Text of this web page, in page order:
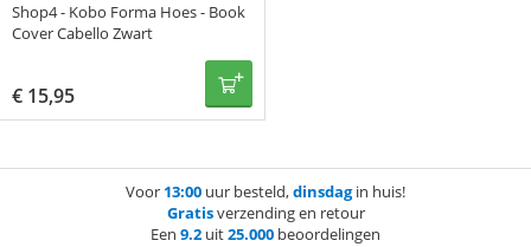
Shop4 - Kobo Forma Hoes - Book
Cover Cabello Zwart
€ 15,95
Voor 13:00 uur besteld,dinsdagin huis!
Gratisverzending en retour
Een 9.2 uit25.000 beoordelingen